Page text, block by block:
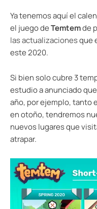
Ya tenemos aquí el
el juego deTemtemde
las actualizacionesque
este 2020.
Si bien solo cubre 3
estudio a anunciado
año, por ejemplo, tanto
en otoño, tendremos
nuevos lugares que
atrapar.